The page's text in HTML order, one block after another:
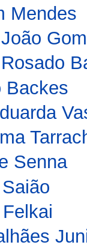
Mendes
Backes
Senna